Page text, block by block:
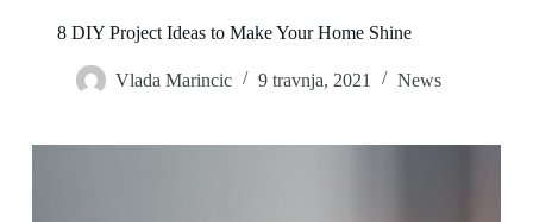
8 DIY Project Ideas to Make Your Home Shine
Vlada Marincic 9 travnja, 2021 News